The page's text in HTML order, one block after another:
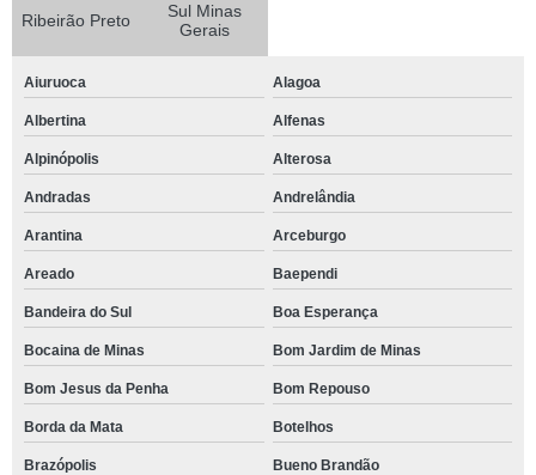
Ribeirão Preto
Sul Minas
Gerais
Aiuruoca Alagoa
Albertina Alfenas
Alpinópolis Alterosa
Andradas Andrelândia
Arantina Arceburgo
Areado Baependi
Bandeira do Sul Boa Esperança
Bocaina de Minas Bom Jardim de Minas
Bom Jesus da Penha Bom Repouso
Borda da Mata Botelhos
Brazópolis Bueno Brandão